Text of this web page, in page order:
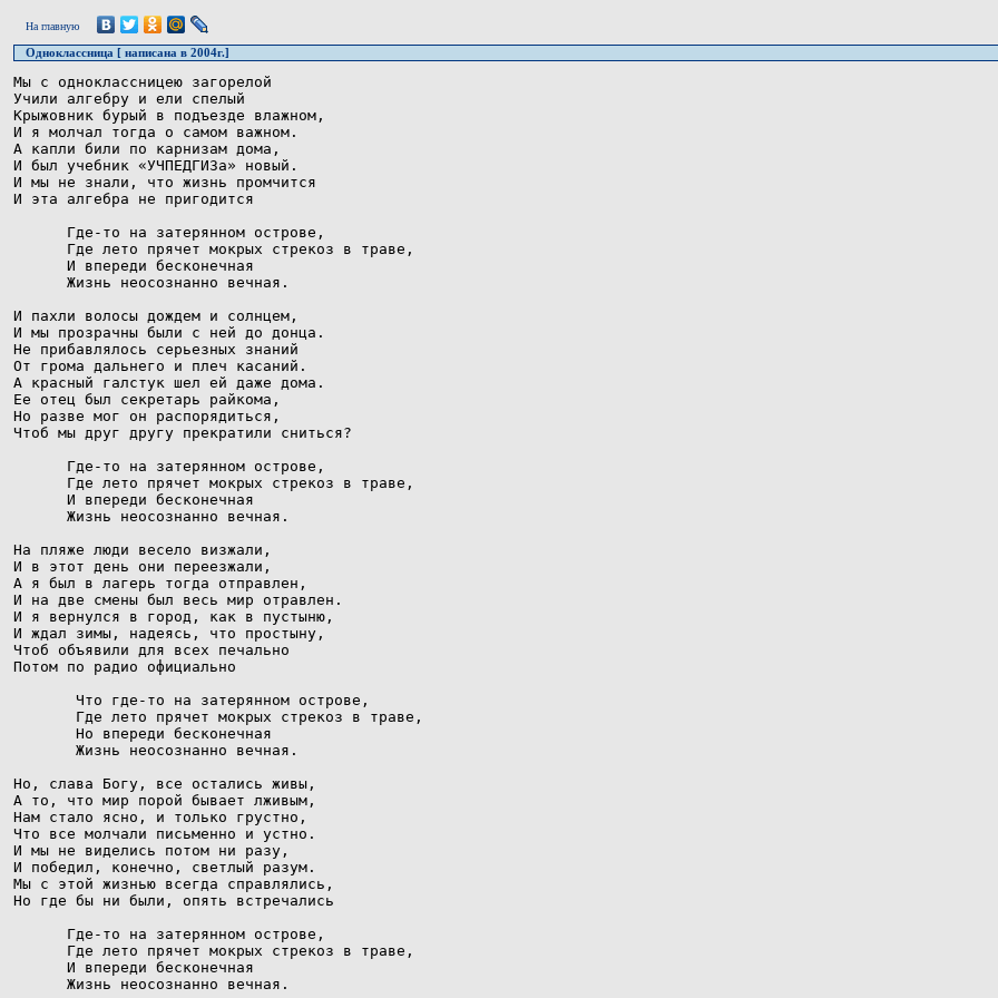
На главную
Одноклассница [ написана в 2004г.]
Мы с одноклассницею загорелой
Учили алгебру и ели спелый
Крыжовник бурый в подъезде влажном,
И я молчал тогда о самом важном.
А капли били по карнизам дома,
И был учебник «УЧПЕДГИЗа» новый.
И мы не знали, что жизнь промчится
И эта алгебра не пригодится
      Где-то на затерянном острове,
      Где лето прячет мокрых стрекоз в траве,
      И впереди бесконечная
      Жизнь неосознанно вечная.
И пахли волосы дождем и солнцем,
И мы прозрачны были с ней до донца.
Не прибавлялось серьезных знаний
От грома дальнего и плеч касаний.
А красный галстук шел ей даже дома.
Ее отец был секретарь райкома,
Но разве мог он распорядиться,
Чтоб мы друг другу прекратили сниться?
      Где-то на затерянном острове,
      Где лето прячет мокрых стрекоз в траве,
      И впереди бесконечная
      Жизнь неосознанно вечная.
На пляже люди весело визжали,
И в этот день они переезжали,
А я был в лагерь тогда отправлен,
И на две смены был весь мир отравлен.
И я вернулся в город, как в пустыню,
И ждал зимы, надеясь, что простыну,
Чтоб объявили для всех печально
Потом по радио официально
       Что где-то на затерянном острове,
       Где лето прячет мокрых стрекоз в траве,
       Но впереди бесконечная
       Жизнь неосознанно вечная.
Но, слава Богу, все остались живы,
А то, что мир порой бывает лживым,
Нам стало ясно, и только грустно,
Что все молчали письменно и устно.
И мы не виделись потом ни разу,
И победил, конечно, светлый разум.
Мы с этой жизнью всегда справлялись,
Но где бы ни были, опять встречались
      Где-то на затерянном острове,
      Где лето прячет мокрых стрекоз в траве,
      И впереди бесконечная
      Жизнь неосознанно вечная.